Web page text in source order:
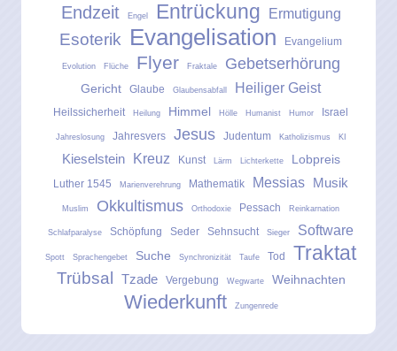
Endzeit Engel Entrückung Ermutigung
Esoterik Evangelisation Evangelium
Evolution Flüche Flyer Fraktale Gebetserhörung
Gericht Glaube Glaubensabfall Heiliger Geist
Heilssicherheit Heilung Himmel Hölle Humanist Humor Israel
Jahreslosung Jahresvers Jesus Judentum Katholizismus KI
Kieselstein Kreuz Kunst Lärm Lichterkette Lobpreis
Luther 1545 Marienverehrung Mathematik Messias Musik
Muslim Okkultismus Orthodoxie Pessach Reinkarnation
Schlafparalyse Schöpfung Seder Sehnsucht Sieger Software
Spott Sprachengebet Suche Synchronizität Taufe Tod Traktat
Trübsal Tzade Vergebung Wegwarte Weihnachten
Wiederkunft Zungenrede